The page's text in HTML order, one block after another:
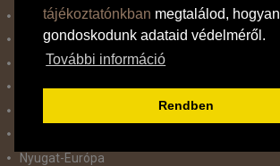
tájékoztatónkban megtalálod, hogyan
gondoskodunk adataid védelméről.
További információ
Rendben
Hajóutak
Kelet-Európa
Közel-Kelet
Közép-Amerika
Nyugat-Európa